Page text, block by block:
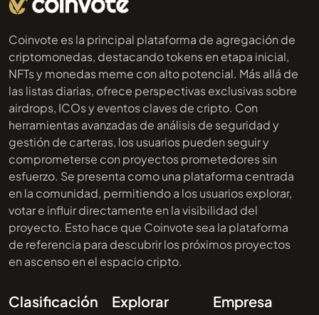
Coinvote es la principal plataforma de agregación de
criptomonedas, destacando tokens en etapa inicial,
NFTs y monedas meme con alto potencial. Más allá de
las listas diarias, ofrece perspectivas exclusivas sobre
airdrops, ICOs y eventos claves de cripto. Con
herramientas avanzadas de análisis de seguridad y
gestión de carteras, los usuarios pueden seguir y
comprometerse con proyectos prometedores sin
esfuerzo. Se presenta como una plataforma centrada
en la comunidad, permitiendo a los usuarios explorar,
votar e influir directamente en la visibilidad del
proyecto. Esto hace que Coinvote sea la plataforma
de referencia para descubrir los próximos proyectos
en ascenso en el espacio cripto.
Clasificación Explorar Empresa